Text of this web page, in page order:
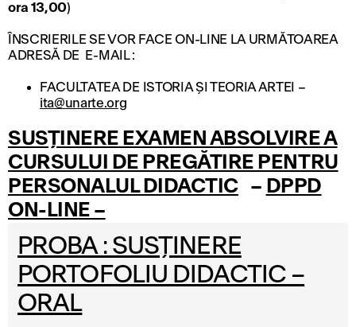
ora 13,00)
ÎNSCRIERILE SE VOR FACE ON-LINE LA URMĂTOAREA
ADRESĂ DE E-MAIL :
FACULTATEA DE ISTORIA ȘI TEORIA ARTEI –
ita@unarte.org
SUSȚINERE EXAMEN ABSOLVIREA
CURSULUI DE PREGĂTIRE PENTRU
PERSONALUL DIDACTIC– DPPD
ON-LINE –
PROBA : SUSȚINERE
PORTOFOLIU DIDACTIC –
ORAL